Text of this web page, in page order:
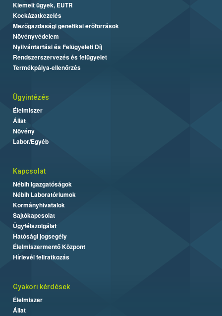
Kiemelt ügyek, EUTR
Kockázatkezelés
Mezőgazdasági genetikai erőforrások
Növényvédelem
Nyilvántartási és Felügyeleti Díj
Rendszerszervezés és felügyelet
Termékpálya-ellenőrzés
Ügyintézés
Élelmiszer
Állat
Növény
Labor/Egyéb
Kapcsolat
Nébih Igazgatóságok
Nébih Laboratóriumok
Kormányhivatalok
Sajtókapcsolat
Ügyfélszolgálat
Hatósági jogsegély
Élelmiszermentő Központ
Hírlevél feliratkozás
Gyakori kérdések
Élelmiszer
Állat